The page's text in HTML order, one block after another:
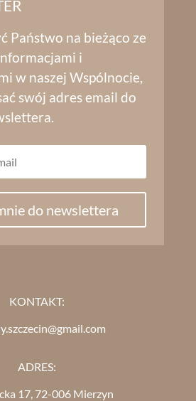
Państwo na bieżąco ze
i
w naszej Wspólnocie,
swój adres email do
do newslettera
KONTAKT:
ADRES:
17, 72-006 Mierzyn